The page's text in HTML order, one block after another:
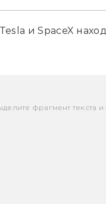
и SpaceX
фрагмент текста